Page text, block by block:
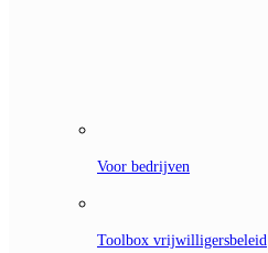
Voor bedrijven
Toolbox vrijwilligersbeleid